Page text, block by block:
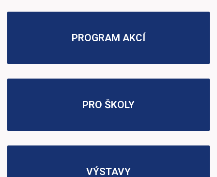
PROGRAM AKCÍ
PRO ŠKOLY
VÝSTAVY